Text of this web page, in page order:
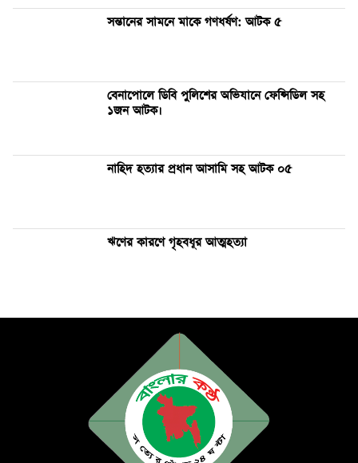
সন্তানের সামনে মাকে গণধর্ষণ: আটক ৫
বেনাপোলে ডিবি পুলিশের অভিযানে ফেন্সিডিল সহ
১জন আটক।
নাহিদ হত্যার প্রধান আসামি সহ আটক ০৫
ঋণের কারণে গৃহবধূর আত্মহত্যা